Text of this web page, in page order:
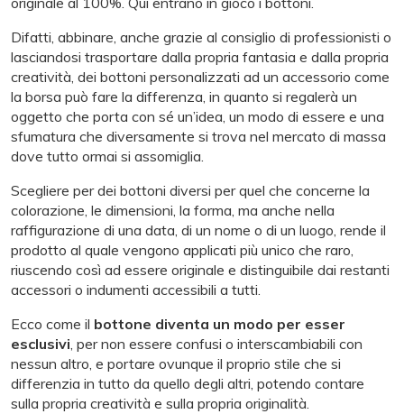
Difatti, abbinare, anche grazie al consiglio di professionisti o
lasciandosi trasportare dalla propria fantasia e dalla propria
creatività, dei bottoni personalizzati ad un accessorio come
la borsa può fare la differenza, in quanto si regalerà un
oggetto che porta con sé un’idea, un modo di essere e una
sfumatura che diversamente si trova nel mercato di massa
dove tutto ormai si assomiglia.
Scegliere per dei bottoni diversi per quel che concerne la
colorazione, le dimensioni, la forma, ma anche nella
raffigurazione di una data, di un nome o di un luogo, rende il
prodotto al quale vengono applicati più unico che raro,
riuscendo così ad essere originale e distinguibile dai restanti
accessori o indumenti accessibili a tutti.
Ecco come il bottone diventa un modo per esser
esclusivi, per non essere confusi o interscambiabili con
nessun altro, e portare ovunque il proprio stile che si
differenzia in tutto da quello degli altri, potendo contare
sulla propria creatività e sulla propria originalità.